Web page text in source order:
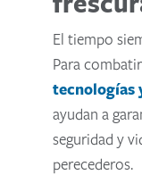
El tiempo
Para
tecnologías
ayudan a
seguridad y
perecederos.